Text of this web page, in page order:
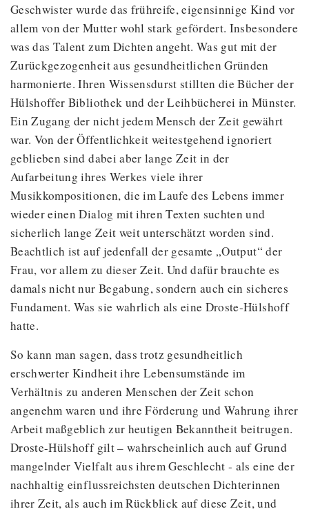
Geschwister wurde das frühreife, eigensinnige Kind vor
allem von der Mutter wohl stark gefördert. Insbesondere
was das Talent zum Dichten angeht. Was gut mit der
Zurückgezogenheit aus gesundheitlichen Gründen
harmonierte. Ihren Wissensdurst stillten die Bücher der
Hülshoffer Bibliothek und der Leihbücherei in Münster.
Ein Zugang der nicht jedem Mensch der Zeit gewährt
war. Von der Öffentlichkeit weitestgehend ignoriert
geblieben sind dabei aber lange Zeit in der
Aufarbeitung ihres Werkes viele ihrer
Musikkompositionen, die im Laufe des Lebens immer
wieder einen Dialog mit ihren Texten suchten und
sicherlich lange Zeit weit unterschätzt worden sind.
Beachtlich ist auf jedenfall der gesamte „Output“ der
Frau, vor allem zu dieser Zeit. Und dafür brauchte es
damals nicht nur Begabung, sondern auch ein sicheres
Fundament. Was sie wahrlich als eine Droste-Hülshoff
hatte.
So kann man sagen, dass trotz gesundheitlich
erschwerter Kindheit ihre Lebensumstände im
Verhältnis zu anderen Menschen der Zeit schon
angenehm waren und ihre Förderung und Wahrung ihrer
Arbeit maßgeblich zur heutigen Bekanntheit beitrugen.
Droste-Hülshoff gilt – wahrscheinlich auch auf Grund
mangelnder Vielfalt aus ihrem Geschlecht - als eine der
nachhaltig einflussreichsten deutschen Dichterinnen
ihrer Zeit, als auch im Rückblick auf diese Zeit, und